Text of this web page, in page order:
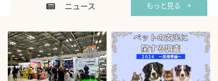
ニュース もっと見る +